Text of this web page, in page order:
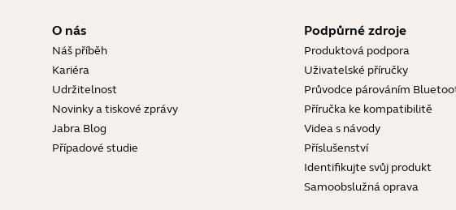
O nás
Náš příběh
Kariéra
Udržitelnost
Novinky a tiskové zprávy
Jabra Blog
Případové studie
Podpůrné zdroje
Produktová podpora
Uživatelské příručky
Průvodce párováním
Příručka ke kompatibilitě
Videa s návody
Příslušenství
Identifikujte svůj produkt
Samoobslužná oprava